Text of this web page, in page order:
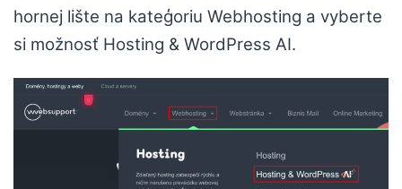
hornej lište na kateģoriu Webhosting a vyberte
si možnosť Hosting & WordPress AI.